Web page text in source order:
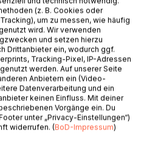
es eins, was wir daraus
loslassen und
uns wandeln in etwas, das
kommen lässt. Dabei
strategischer Natur
dabei das Comeback ins
- hierbei soll dieses
Ermutigung sein, um jede
etwas zu gestalten, dass
zu dir selbst kommen lässt.
guter Ideen und
(z. B. Cookies oder
um zu messen, wie häufig
wird. Wir verwenden
und setzen hierzu
Drittanbieter ein, wodurch ggf.
Tracking-Pixel, IP-Adressen
werden. Auf unserer Seite
Anbietern ein (Video-
Datenverarbeitung und ein
keinen Einfluss. Mit deiner
Vorgänge ein. Du
unter „Privacy-Einstellungen“)
widerrufen. (BoD-Impressum)